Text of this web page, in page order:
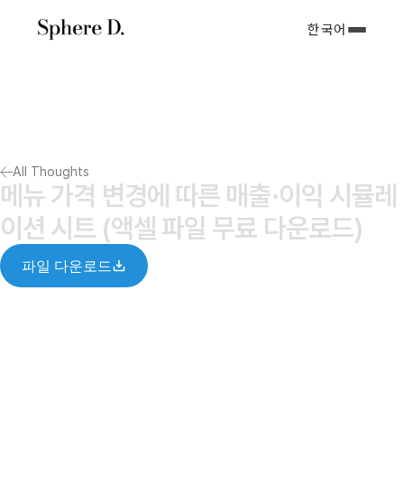
한국어
Notify me
All Thoughts
메뉴 가격 변경에 따른 매출·이익 시뮬레
이션 시트 (액셀 파일 무료 다운로드)
파일 다운로드